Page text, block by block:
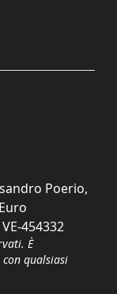
Poerio,
454332
È
qualsiasi